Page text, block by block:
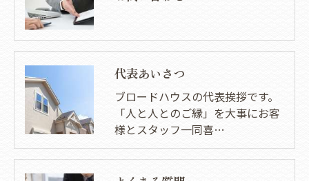
代表あいさつ
ブロードハウスの代表挨拶です。
「人と人とのご縁」を大事にお客
様とスタッフ一同喜…